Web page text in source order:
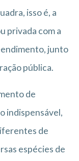
isso é, a
privada com a
junto
pública.
de
indispensável,
de
espécies de